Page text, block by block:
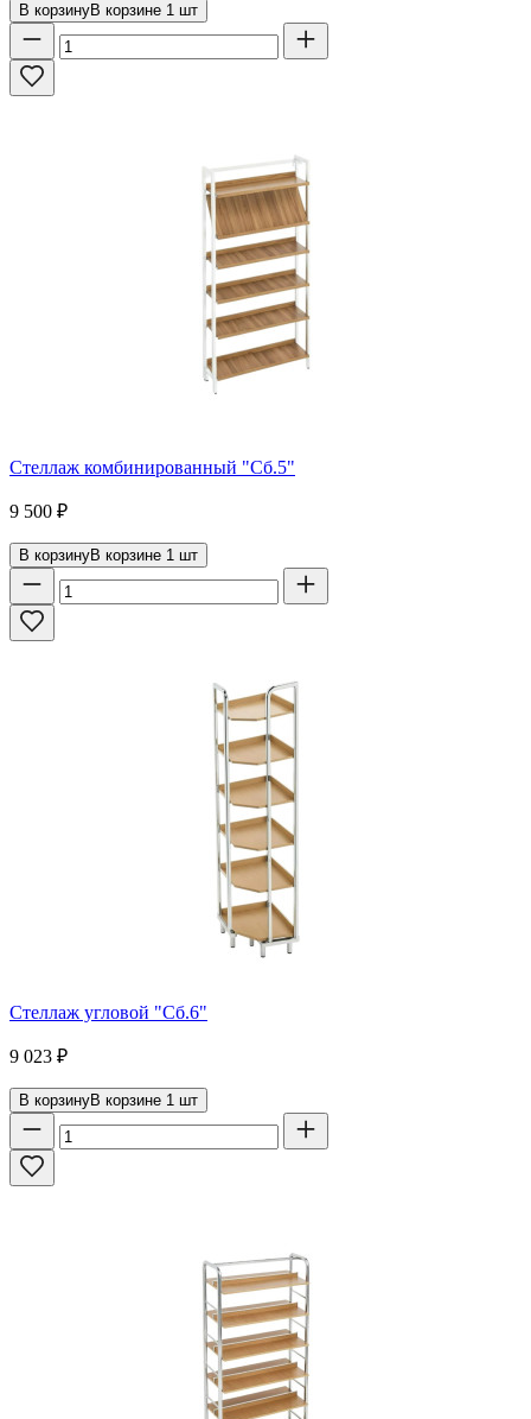
В корзинуВ корзине 1 шт
Стеллаж комбинированный "Сб.5"
9 500 ₽
В корзинуВ корзине 1 шт
Стеллаж угловой "Сб.6"
9 023 ₽
В корзинуВ корзине 1 шт